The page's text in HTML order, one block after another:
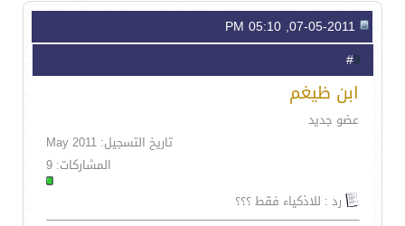
9
ابن ظيغم
عضو جديد
تاريخ التسجيل: May 2011
المشاركات: 9
رد : للاذكياء فقط ؟؟؟